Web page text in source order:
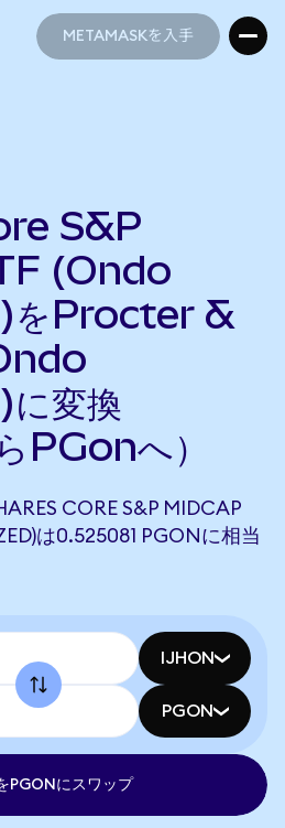
METAMASKを入手
S&P
(Ondo
をProcter &
変換
PGonへ）
CORE S&P MIDCAP
は0.525081 PGONに相当
IJHON
PGON
PGONにスワップ